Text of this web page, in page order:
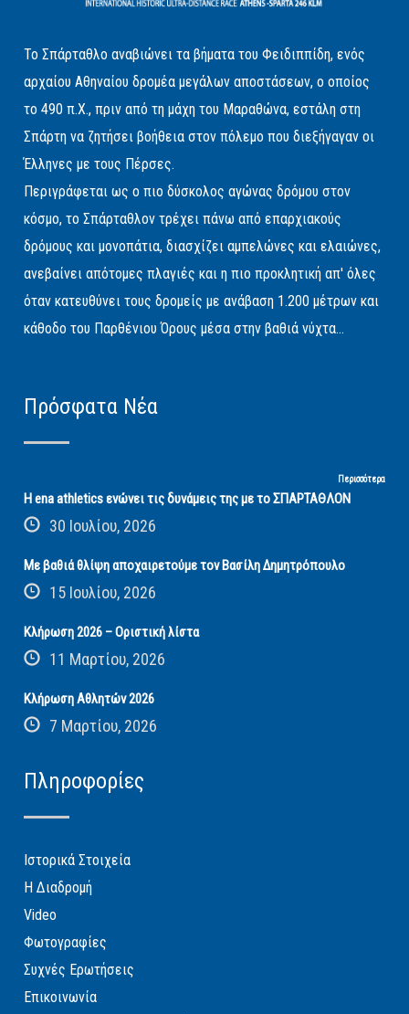
Το Σπάρταθλο αναβιώνει τα βήματα του Φειδιππίδη, ενός
αρχαίου Αθηναίου δρομέα μεγάλων αποστάσεων, ο οποίος
το 490 π.Χ., πριν από τη μάχη του Μαραθώνα, εστάλη στη
Σπάρτη να ζητήσει βοήθεια στον πόλεμο που διεξήγαγαν οι
Έλληνες με τους Πέρσες.
Περιγράφεται ως ο πιο δύσκολος αγώνας δρόμου στον
κόσμο, το Σπάρταθλον τρέχει πάνω από επαρχιακούς
δρόμους και μονοπάτια, διασχίζει αμπελώνες και ελαιώνες,
ανεβαίνει απότομες πλαγιές και η πιο προκλητική απ' όλες
όταν κατευθύνει τους δρομείς με ανάβαση 1.200 μέτρων και
κάθοδο του Παρθένιου Όρους μέσα στην βαθιά νύχτα...
Πρόσφατα Νέα
Περισσότερα
Η ena athletics ενώνει τις δυνάμεις της με το ΣΠΑΡΤΑΘΛΟΝ
30 Ιουλίου, 2026
Με βαθιά θλίψη αποχαιρετούμε τον Βασίλη Δημητρόπουλο
15 Ιουλίου, 2026
Κλήρωση 2026 – Οριστική λίστα
11 Μαρτίου, 2026
Κλήρωση Αθλητών 2026
7 Μαρτίου, 2026
Πληροφορίες
Ιστορικά Στοιχεία
Η Διαδρομή
Video
Φωτογραφίες
Συχνές Ερωτήσεις
Επικοινωνία